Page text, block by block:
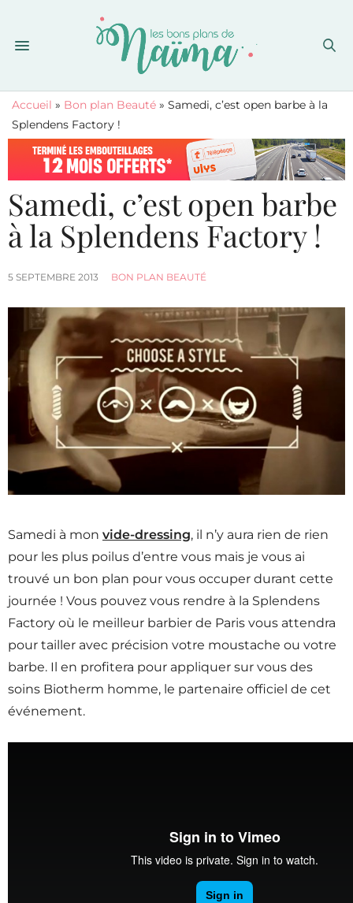
Accueil » Bon plan Beauté » Samedi, c’est open barbe à la
Splendens Factory !
Samedi, c’est open barbe
à la Splendens Factory !
5 SEPTEMBRE 2013 BON PLAN BEAUTÉ
Samedi à mon vide-dressing, il n’y aura rien de rien
pour les plus poilus d’entre vous mais je vous ai
trouvé un bon plan pour vous occuper durant cette
journée ! Vous pouvez vous rendre à la Splendens
Factory où le meilleur barbier de Paris vous attendra
pour tailler avec précision votre moustache ou votre
barbe. Il en profitera pour appliquer sur vous des
soins Biotherm homme, le partenaire officiel de cet
événement.